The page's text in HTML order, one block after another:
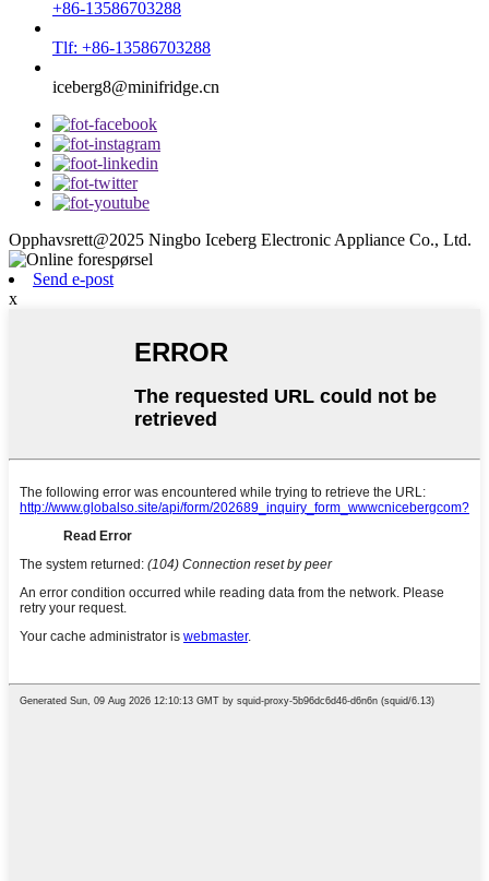
+86-13586703288
Tlf: +86-13586703288
iceberg8@minifridge.cn
Opphavsrett@2025 Ningbo Iceberg Electronic Appliance Co., Ltd.
Send e-post
x